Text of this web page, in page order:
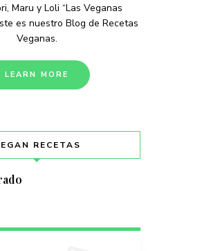
Maru y Loli “Las Veganas
es nuestro Blog de Recetas
Veganas.
LEARN MORE
RECETAS